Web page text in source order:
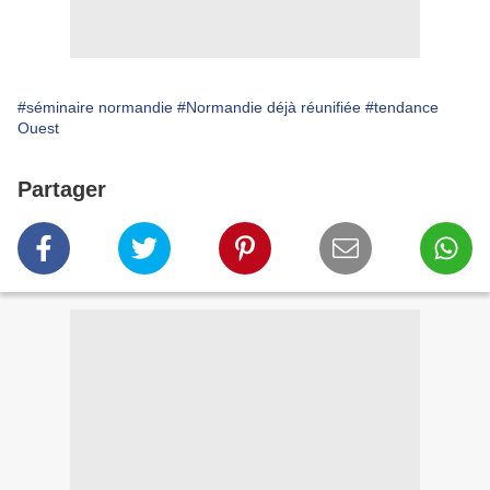
#séminaire normandie #Normandie déjà réunifiée #tendance
Ouest
Partager